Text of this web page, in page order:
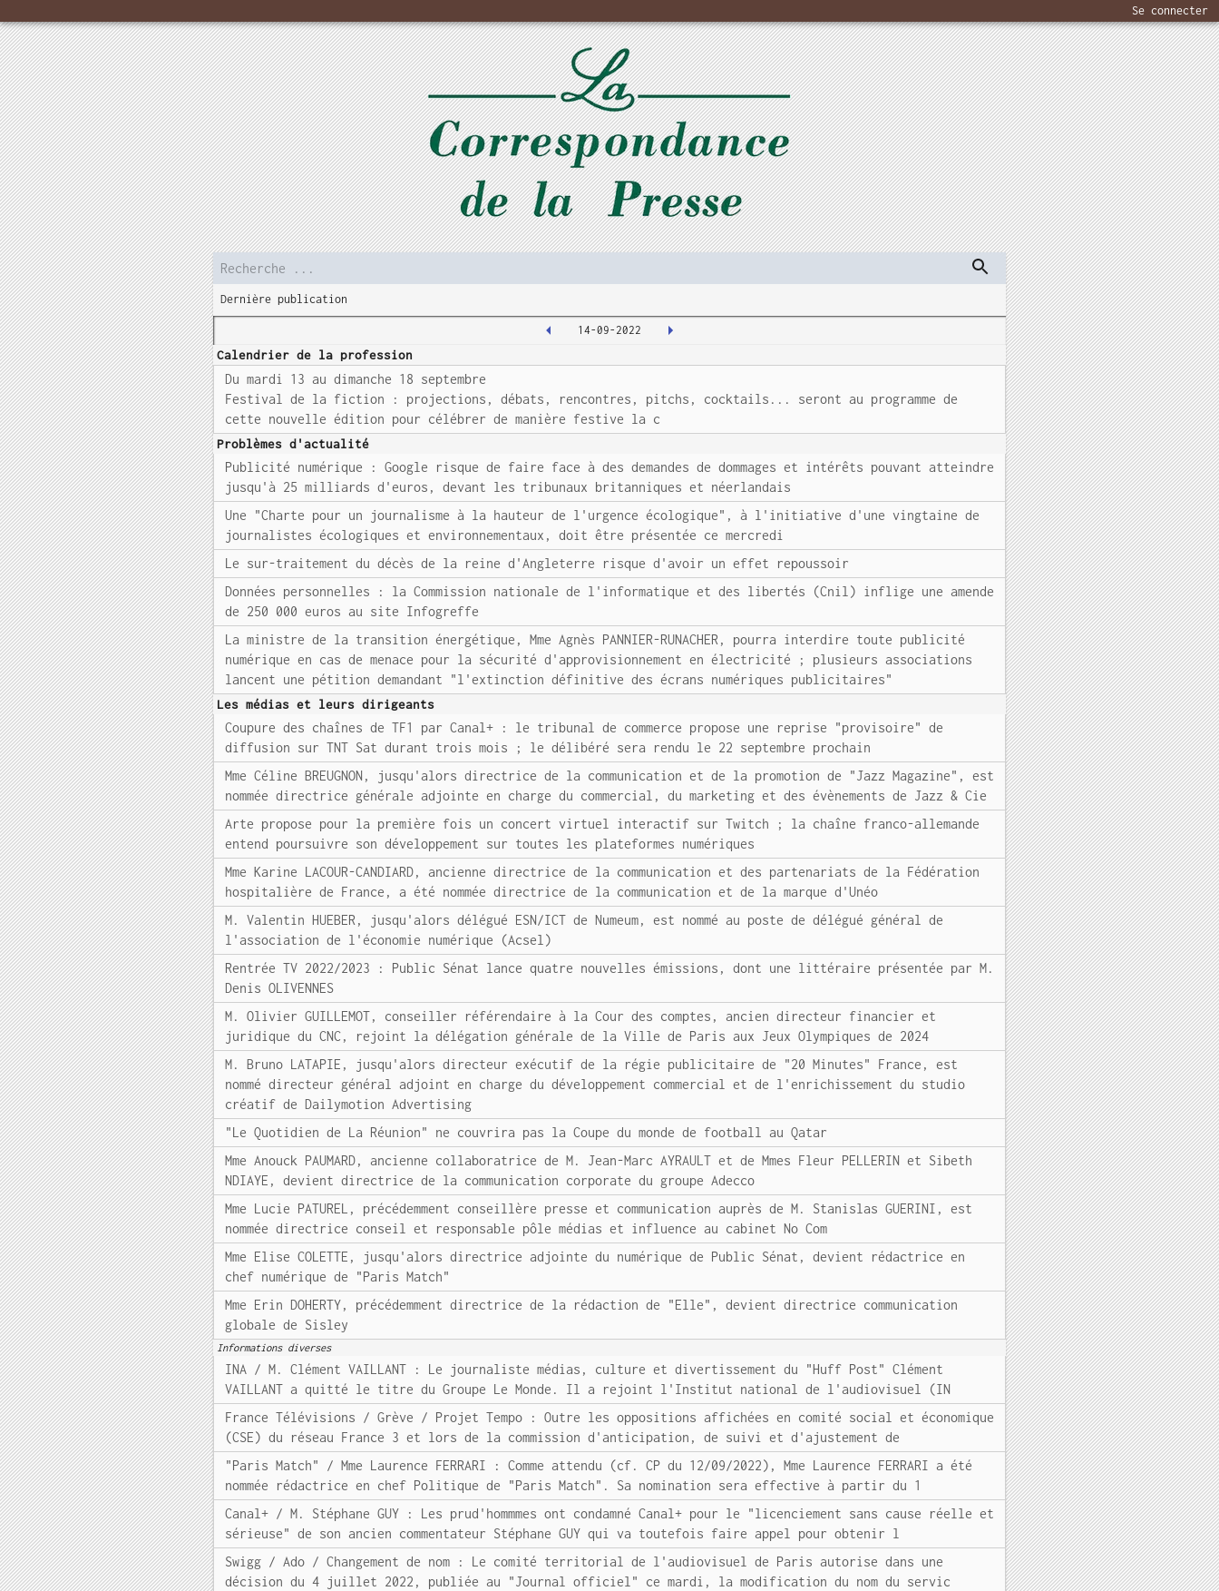
Se connecter
Dernière publication
14-09-2022
Calendrier de la profession
Du mardi 13 au dimanche 18 septembre
Festival de la fiction : projections, débats, rencontres, pitchs, cocktails... seront au programme de
cette nouvelle édition pour célébrer de manière festive la c
Problèmes d'actualité
Publicité numérique : Google risque de faire face à des demandes de dommages et intérêts pouvant atteindre
jusqu'à 25 milliards d'euros, devant les tribunaux britanniques et néerlandais
Une "Charte pour un journalisme à la hauteur de l'urgence écologique", à l'initiative d'une vingtaine de
journalistes écologiques et environnementaux, doit être présentée ce mercredi
Le sur-traitement du décès de la reine d'Angleterre risque d'avoir un effet repoussoir
Données personnelles : la Commission nationale de l'informatique et des libertés (Cnil) inflige une amende
de 250 000 euros au site Infogreffe
La ministre de la transition énergétique, Mme Agnès PANNIER-RUNACHER, pourra interdire toute publicité
numérique en cas de menace pour la sécurité d'approvisionnement en électricité ; plusieurs associations
lancent une pétition demandant "l'extinction définitive des écrans numériques publicitaires"
Les médias et leurs dirigeants
Coupure des chaînes de TF1 par Canal+ : le tribunal de commerce propose une reprise "provisoire" de
diffusion sur TNT Sat durant trois mois ; le délibéré sera rendu le 22 septembre prochain
Mme Céline BREUGNON, jusqu'alors directrice de la communication et de la promotion de "Jazz Magazine", est
nommée directrice générale adjointe en charge du commercial, du marketing et des évènements de Jazz & Cie
Arte propose pour la première fois un concert virtuel interactif sur Twitch ; la chaîne franco-allemande
entend poursuivre son développement sur toutes les plateformes numériques
Mme Karine LACOUR-CANDIARD, ancienne directrice de la communication et des partenariats de la Fédération
hospitalière de France, a été nommée directrice de la communication et de la marque d'Unéo
M. Valentin HUEBER, jusqu'alors délégué ESN/ICT de Numeum, est nommé au poste de délégué général de
l'association de l'économie numérique (Acsel)
Rentrée TV 2022/2023 : Public Sénat lance quatre nouvelles émissions, dont une littéraire présentée par M.
Denis OLIVENNES
M. Olivier GUILLEMOT, conseiller référendaire à la Cour des comptes, ancien directeur financier et
juridique du CNC, rejoint la délégation générale de la Ville de Paris aux Jeux Olympiques de 2024
M. Bruno LATAPIE, jusqu'alors directeur exécutif de la régie publicitaire de "20 Minutes" France, est
nommé directeur général adjoint en charge du développement commercial et de l'enrichissement du studio
créatif de Dailymotion Advertising
"Le Quotidien de La Réunion" ne couvrira pas la Coupe du monde de football au Qatar
Mme Anouck PAUMARD, ancienne collaboratrice de M. Jean-Marc AYRAULT et de Mmes Fleur PELLERIN et Sibeth
NDIAYE, devient directrice de la communication corporate du groupe Adecco
Mme Lucie PATUREL, précédemment conseillère presse et communication auprès de M. Stanislas GUERINI, est
nommée directrice conseil et responsable pôle médias et influence au cabinet No Com
Mme Elise COLETTE, jusqu'alors directrice adjointe du numérique de Public Sénat, devient rédactrice en
chef numérique de "Paris Match"
Mme Erin DOHERTY, précédemment directrice de la rédaction de "Elle", devient directrice communication
globale de Sisley
Informations diverses
INA / M. Clément VAILLANT : Le journaliste médias, culture et divertissement du "Huff Post" Clément
VAILLANT a quitté le titre du Groupe Le Monde. Il a rejoint l'Institut national de l'audiovisuel (IN
France Télévisions / Grève / Projet Tempo : Outre les oppositions affichées en comité social et économique
(CSE) du réseau France 3 et lors de la commission d'anticipation, de suivi et d'ajustement de
"Paris Match" / Mme Laurence FERRARI : Comme attendu (cf. CP du 12/09/2022), Mme Laurence FERRARI a été
nommée rédactrice en chef Politique de "Paris Match". Sa nomination sera effective à partir du 1
Canal+ / M. Stéphane GUY : Les prud'hommmes ont condamné Canal+ pour le "licenciement sans cause réelle et
sérieuse" de son ancien commentateur Stéphane GUY qui va toutefois faire appel pour obtenir l
Swigg / Ado / Changement de nom : Le comité territorial de l'audiovisuel de Paris autorise dans une
décision du 4 juillet 2022, publiée au "Journal officiel" ce mardi, la modification du nom du servic